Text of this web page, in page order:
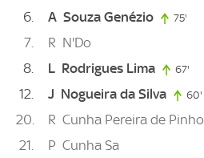
6 A Souza Genézio 75'
7 R N'Do
8
L Rodrigues Lima 67'
12 J Nogueira da Silva 60'
20 R Cunha Pereira de Pinho
21
P Cunha Sa